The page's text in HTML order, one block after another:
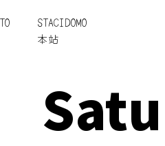
STACIDOMO
本站